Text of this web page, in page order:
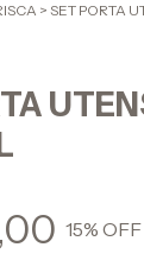
> SET PORTA
15% OFF